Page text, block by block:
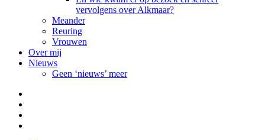
vervolgens over Alkmaar?
Meander
Reuring
Vrouwen
Over mij
Nieuws
Geen ‘nieuws’ meer